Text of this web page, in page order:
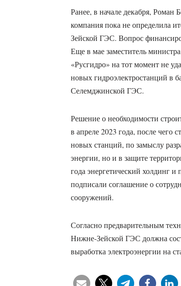
Ранее, в начале декабря, Роман
компания пока не определила
Зейской ГЭС. Вопрос
Еще в мае заместитель
«Русгидро» на тот момент не
новых гидроэлектростанций в
Селемджинской ГЭС.
Решение о необходимости
в апреле 2023 года, после чего
новых станций, по замыслу
энергии, но и в защите
года энергетический холдинг
подписали соглашение о
сооружений.
Согласно предварительным
Нижне-Зейской ГЭС должна
выработка электроэнергии на